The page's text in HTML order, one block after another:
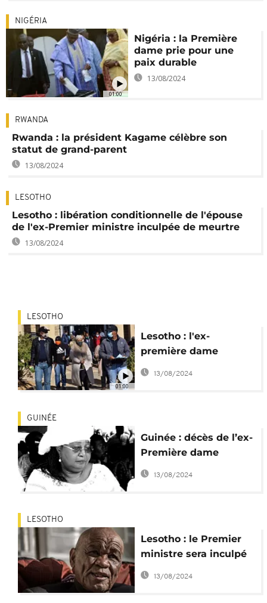
01:00
NIGÉRIA
Nigéria : la Première
dame prie pour une
paix durable
13/08/2024
RWANDA
Rwanda : la président Kagame célèbre son
statut de grand-parent
13/08/2024
LESOTHO
Lesotho : libération conditionnelle de l'épouse
de l'ex-Premier ministre inculpée de meurtre
13/08/2024
01:00
LESOTHO
Lesotho : l'ex-
première dame
retourne en prison
13/08/2024
GUINÉE
Guinée : décès de l’ex-
Première dame
Henriette Conté
13/08/2024
LESOTHO
Lesotho : le Premier
ministre sera inculpé
vendredi pour le
meurtre de sa
13/08/2024